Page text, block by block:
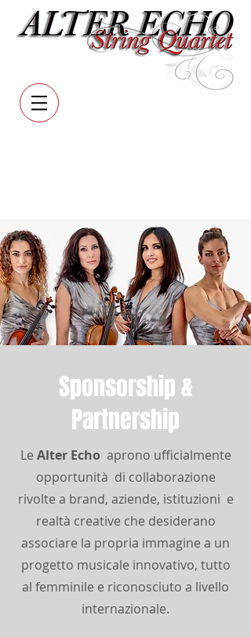
Sponsorship &
Partnership
Le Alter Echo aprono ufficialmente
opportunità di collaborazione
rivolte a brand, aziende, istituzioni e
realtà creative che desiderano
associare la propria immagine a un
progetto musicale innovativo, tutto
al femminile e riconosciuto a livello
internazionale.